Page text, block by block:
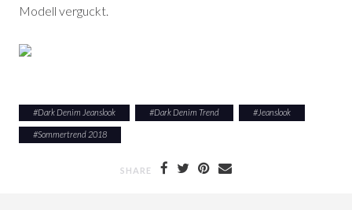
Modell verguckt.
#Dark Denim Jeanslook #Dark Denim Trend #Jeanslook
#Sommertrend 2018
SHARE